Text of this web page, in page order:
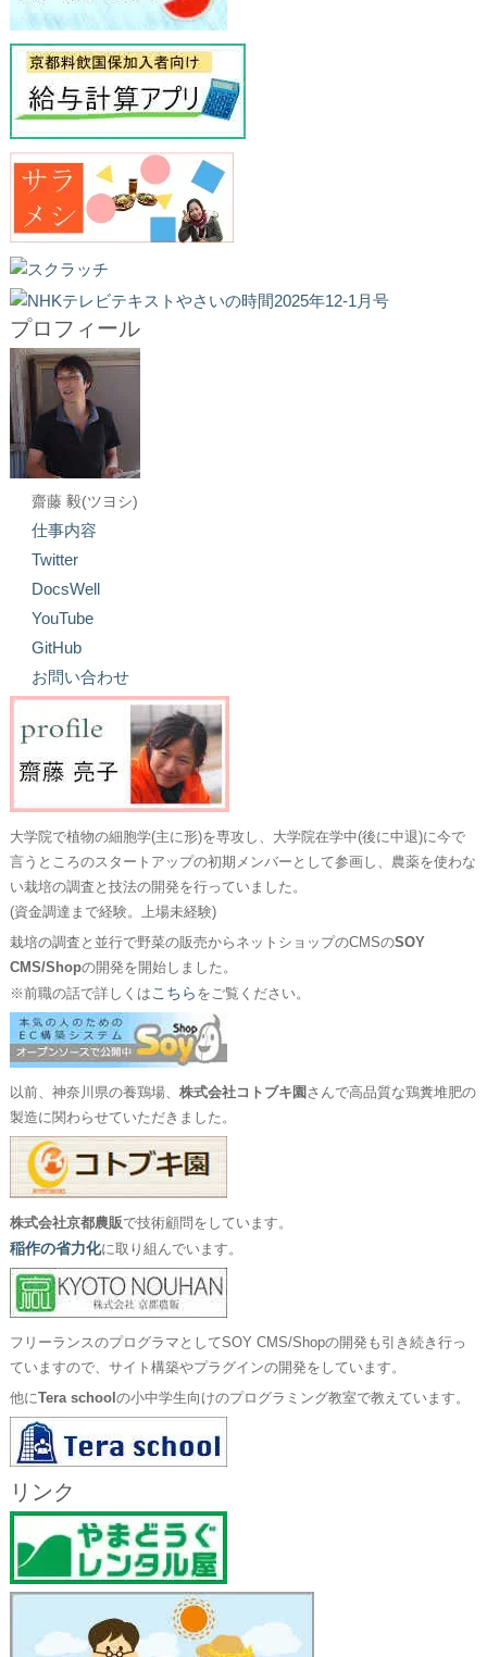
プロフィール
齋藤 毅(ツヨシ)
仕事内容
Twitter
DocsWell
YouTube
GitHub
お問い合わせ
大学院で植物の細胞学(主に形)を専攻し、大学院在学中(後に中退)に今で
言うところのスタートアップの初期メンバーとして参画し、農薬を使わな
い栽培の調査と技法の開発を行っていました。
(資金調達まで経験。上場未経験)
栽培の調査と並行で野菜の販売からネットショップのCMSのSOY
CMS/Shopの開発を開始しました。
※前職の話で詳しくはこちら をご覧ください。
以前、神奈川県の養鶏場、 株式会社コトブキ園 さんで高品質な鶏糞堆肥の
製造に関わらせていただきました。
株式会社京都農販で技術顧問をしています。
稲作の省力化に取り組んでいます。
フリーランスのプログラマとしてSOY CMS/Shopの開発も引き続き行っ
ていますので、サイト構築やプラグインの開発をしています。
他にTera school の小中学生向けのプログラミング教室で教えています。
リンク